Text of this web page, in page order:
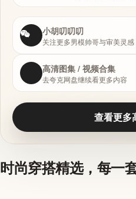
小胡叨叨叨
关注更多男模帅哥与审美灵感
高清图集 / 视频合集
去夸克网盘继续看更多内容
查看更多
时尚穿搭精选，每一